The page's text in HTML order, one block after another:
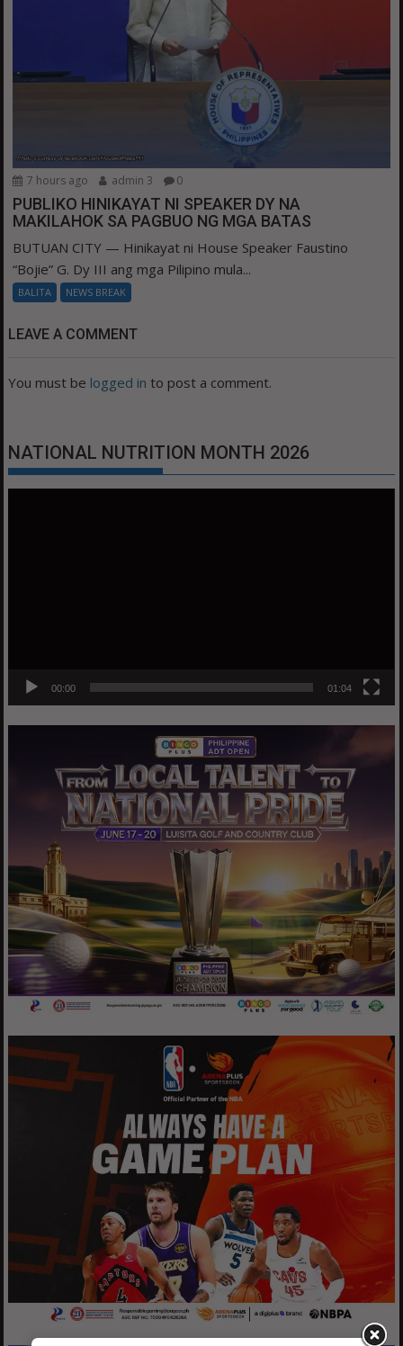
7 hours ago admin 3 0
PUBLIKO HINIKAYAT NI SPEAKER DY NA
MAKILAHOK SA PAGBUO NG MGA BATAS
BUTUAN CITY — Hinikayat ni House Speaker Faustino
“Bojie” G. Dy III ang mga Pilipino mula...
BALITA NEWS BREAK
LEAVE A COMMENT
You must be logged in to post a comment.
NATIONAL NUTRITION MONTH 2026
00:00 01:04